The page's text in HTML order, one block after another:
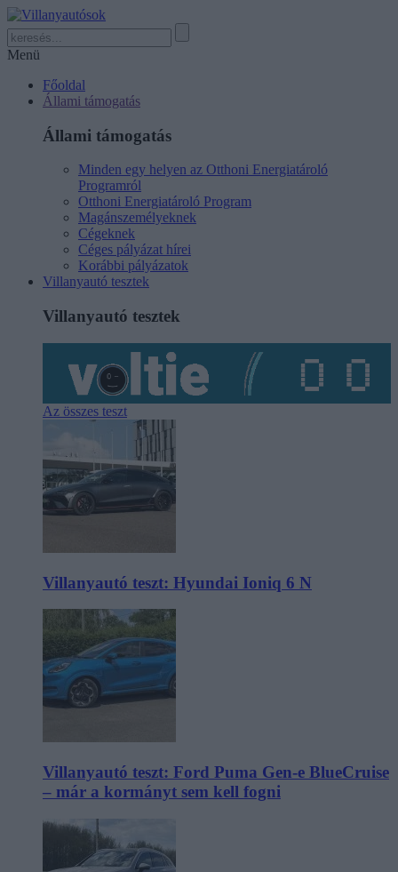
Menü
Főoldal
Állami támogatás
Állami támogatás
Minden egy helyen az Otthoni Energiatároló
Programról
Otthoni Energiatároló Program
Magánszemélyeknek
Cégeknek
Céges pályázat hírei
Korábbi pályázatok
Villanyautó tesztek
Villanyautó tesztek
Az összes teszt
Villanyautó teszt: Hyundai Ioniq 6 N
Villanyautó teszt: Ford Puma Gen-e BlueCruise
– már a kormányt sem kell fogni